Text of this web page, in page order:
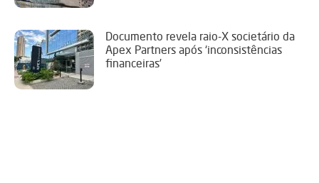
Documento revela raio-X societário da
Apex Partners após ‘inconsistências
financeiras’